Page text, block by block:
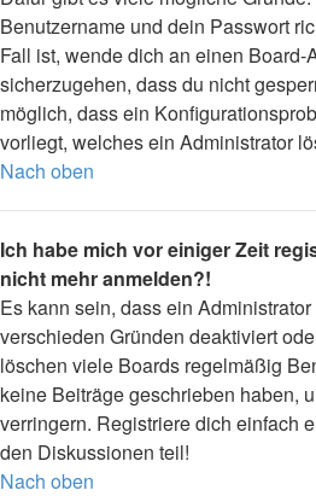
Benutzername und dein Passwort
Fall ist, wende dich an einen Board-
sicherzugehen, dass du nicht
möglich, dass ein
vorliegt, welches ein Administrator
Nach oben
Ich habe mich vor einiger Zeit
nicht mehr anmelden?!
Es kann sein, dass ein
verschieden Gründen deaktiviert
löschen viele Boards regelmäßig
keine Beiträge geschrieben haben,
verringern. Registriere dich einfach
den Diskussionen teil!
Nach oben